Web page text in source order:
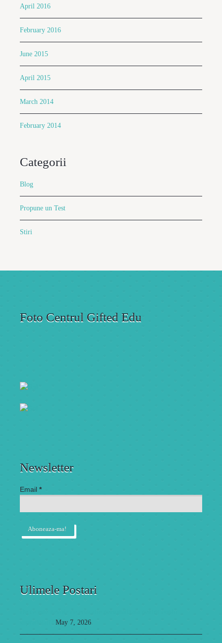
April 2016
February 2016
June 2015
April 2015
March 2014
February 2014
Categorii
Blog
Propune un Test
Stiri
Foto Centrul Gifted Edu
Newsletter
Email *
Ulimele Postari
May 7, 2026